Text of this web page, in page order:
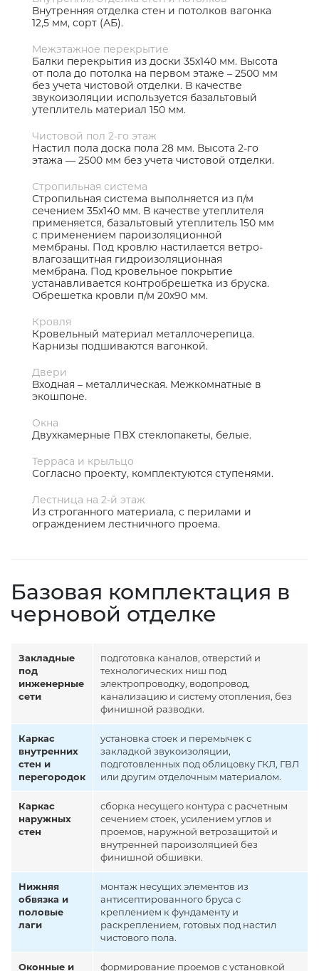
Внутренняя отделка стен и потолков вагонка
12,5 мм, сорт (АБ).
Межэтажное перекрытие
Балки перекрытия из доски 35х140 мм. Высота
от пола до потолка на первом этаже – 2500 мм
без учета чистовой отделки. В качестве
звукоизоляции используется базальтовый
утеплитель материал 150 мм.
Чистовой пол 2-го этаж
Настил пола доска пола 28 мм. Высота 2-го
этажа — 2500 мм без учета чистовой отделки.
Стропильная система
Стропильная система выполняется из п/м
сечением 35х140 мм. В качестве утеплителя
применяется, базальтовый утеплитель 150 мм
с применением пароизоляционной
мембраны. Под кровлю настилается ветро-
влагозащитная гидроизоляционная
мембрана. Под кровельное покрытие
устанавливается контробрешетка из бруска.
Обрешетка кровли п/м 20х90 мм.
Кровля
Кровельный материал металлочерепица.
Карнизы подшиваются вагонкой.
Двери
Входная – металлическая. Межкомнатные в
экошпоне.
Окна
Двухкамерные ПВХ стеклопакеты, белые.
Терраса и крыльцо
Согласно проекту, комплектуются ступенями.
Лестница на 2-й этаж
Из строганного материала, с перилами и
ограждением лестничного проема.
Базовая комплектация в
черновой отделке
Закладные
под
инженерные
сети
подготовка каналов, отверстий и
технологических ниш под
электропроводку, водопровод,
канализацию и систему отопления, без
финишной разводки.
Каркас
внутренних
стен и
перегородок
установка стоек и перемычек с
закладкой звукоизоляции,
подготовленных под облицовку ГКЛ, ГВЛ
или другим отделочным материалом.
Каркас
наружных
стен
сборка несущего контура с расчетным
сечением стоек, усилением углов и
проемов, наружной ветрозащитой и
внутренней пароизоляцией без
финишной обшивки.
Нижняя
обвязка и
половые
лаги
монтаж несущих элементов из
антисептированного бруса с
креплением к фундаменту и
раскреплением, готовых под настил
чистового пола.
Оконные и формирование проемов с установкой